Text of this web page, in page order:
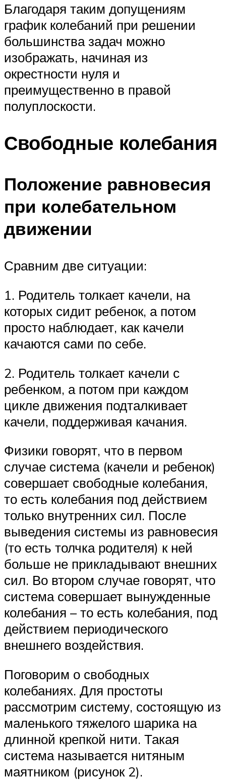
Благодаря таким допущениям
график колебаний при решении
большинства задач можно
изображать, начиная из
окрестности нуля и
преимущественно в правой
полуплоскости.
Свободные колебания
Положение равновесия
при колебательном
движении
Сравним две ситуации:
1. Родитель толкает качели, на
которых сидит ребенок, а потом
просто наблюдает, как качели
качаются сами по себе.
2. Родитель толкает качели с
ребенком, а потом при каждом
цикле движения подталкивает
качели, поддерживая качания.
Физики говорят, что в первом
случае система (качели и ребенок)
совершает свободные колебания,
то есть колебания под действием
только внутренних сил. После
выведения системы из равновесия
(то есть толчка родителя) к ней
больше не прикладывают внешних
сил. Во втором случае говорят, что
система совершает вынужденные
колебания – то есть колебания, под
действием периодического
внешнего воздействия.
Поговорим о свободных
колебаниях. Для простоты
рассмотрим систему, состоящую из
маленького тяжелого шарика на
длинной крепкой нити. Такая
система называется нитяным
маятником (рисунок 2).